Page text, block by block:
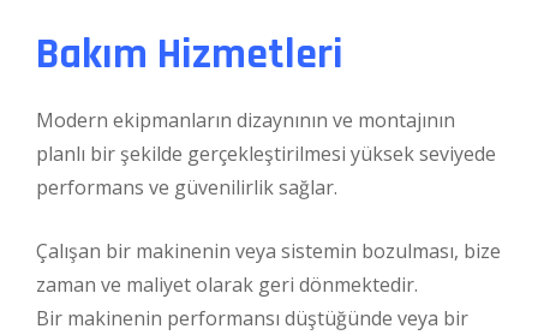
Bakım Hizmetleri
Modern ekipmanların dizaynının ve montajının
planlı bir şekilde gerçekleştirilmesi yüksek seviyede
performans ve güvenilirlik sağlar.
Çalışan bir makinenin veya sistemin bozulması, bize
zaman ve maliyet olarak geri dönmektedir.
Bir makinenin performansı düştüğünde veya bir